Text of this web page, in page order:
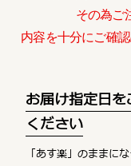
その為ご
内容を十分にご確
お届け指定日
ください
「あす楽」のままに